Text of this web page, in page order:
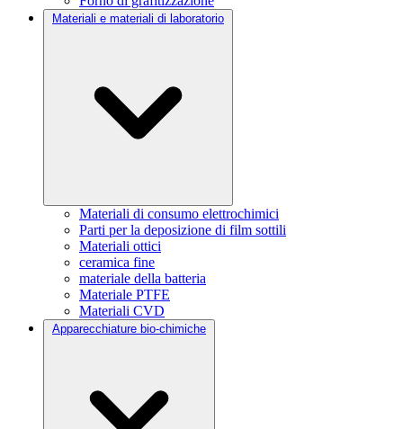
Materiali e materiali di laboratorio
Materiali di consumo elettrochimici
Parti per la deposizione di film sottili
Materiali ottici
ceramica fine
materiale della batteria
Materiale PTFE
Materiali CVD
Apparecchiature bio-chimiche